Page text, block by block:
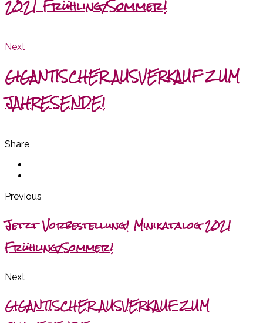
2021 Frühling/Sommer!
Next
GIGANTISCHER AUSVERKAUF ZUM
JAHRESENDE!
Share
Previous
Jetzt Vorbestellung! Minikatalog 2021
Frühling/Sommer!
Next
GIGANTISCHER AUSVERKAUF ZUM